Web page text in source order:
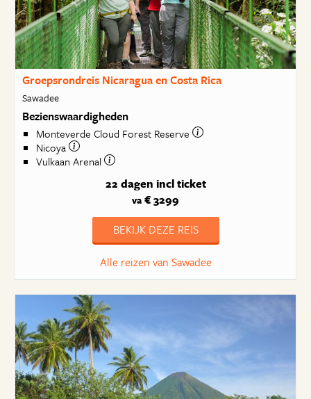
Groepsrondreis Nicaragua en Costa Rica
Sawadee
Bezienswaardigheden
Monteverde Cloud Forest Reserve
Nicoya
Vulkaan Arenal
22 dagen incl ticket
va € 3299
BEKIJK DEZE REIS
Alle reizen van Sawadee